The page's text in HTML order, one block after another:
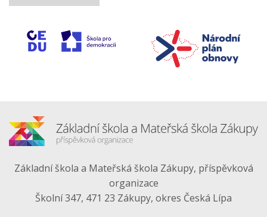
Základní škola a Mateřská škola Zákupy, příspěvková
organizace
Školní 347, 471 23 Zákupy, okres Česká Lípa